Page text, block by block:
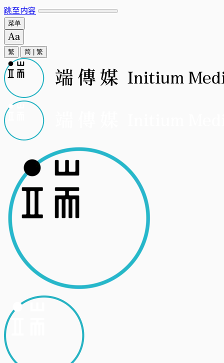
跳至内容
菜单
繁 简 繁